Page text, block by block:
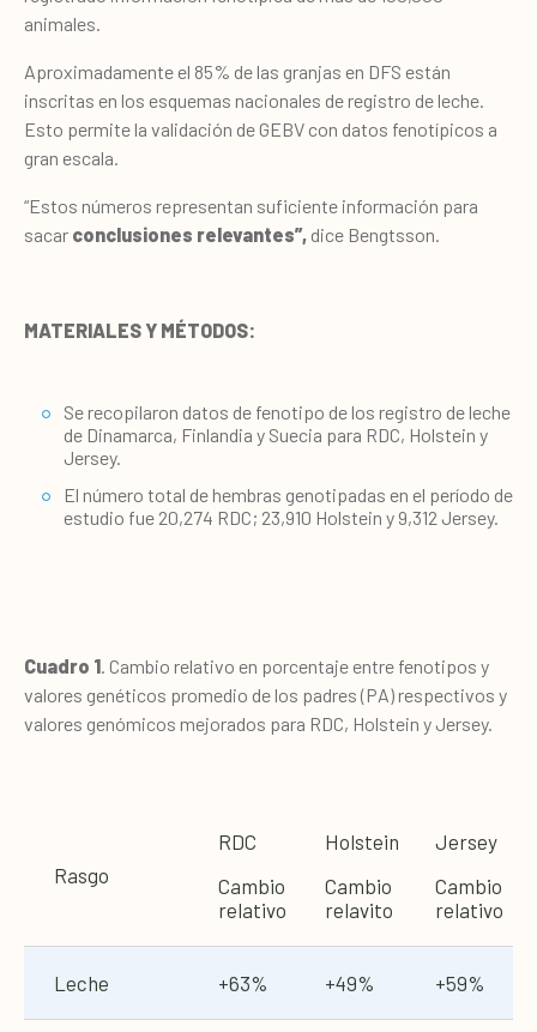
animales.
Aproximadamente el 85% de las granjas en DFS están
inscritas en los esquemas nacionales de registro de leche.
Esto permite la validación de GEBV con datos fenotípicos a
gran escala.
“Estos números representan suficiente información para
sacar conclusiones relevantes”, dice Bengtsson.
MATERIALES Y MÉTODOS:
Se recopilaron datos de fenotipo de los registro de leche
de Dinamarca, Finlandia y Suecia para RDC, Holstein y
Jersey.
El número total de hembras genotipadas en el período de
estudio fue 20,274 RDC; 23,910 Holstein y 9,312 Jersey.
Cuadro 1. Cambio relativo en porcentaje entre fenotipos y
valores genéticos promedio de los padres (PA) respectivos y
valores genómicos mejorados para RDC, Holstein y Jersey.
Rasgo
RDC
Cambio
relativo
Holstein
Cambio
relavito
Jersey
Cambio
relativo
Leche +63% +49% +59%